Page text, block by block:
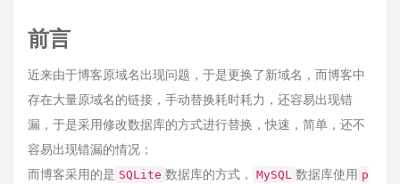
前言
近来由于博客原域名出现问题，于是更换了新域名，而博客中
存在大量原域名的链接，手动替换耗时耗力，还容易出现错
漏，于是采用修改数据库的方式进行替换，快速，简单，还不
容易出现错漏的情况；
而博客采用的是 SQLite 数据库的方式， MySQL 数据库使用 p